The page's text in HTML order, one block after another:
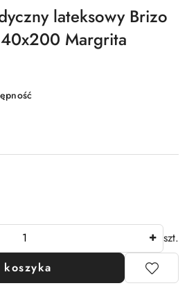
lateksowy Brizo
Margrita
szt.
koszyka